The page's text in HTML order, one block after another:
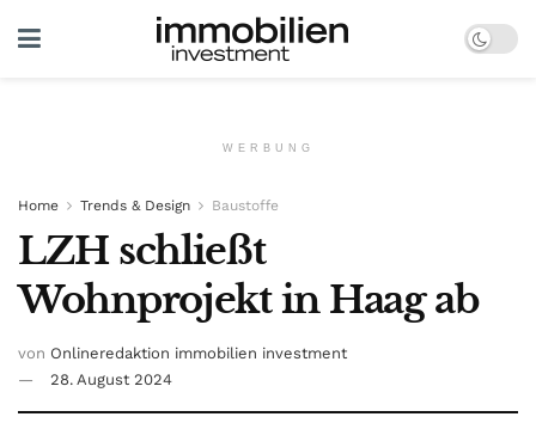
WERBUNG
Home Trends & Design Baustoffe
LZH schließt
Wohnprojekt in Haag ab
von Onlineredaktion immobilien investment
28. August 2024